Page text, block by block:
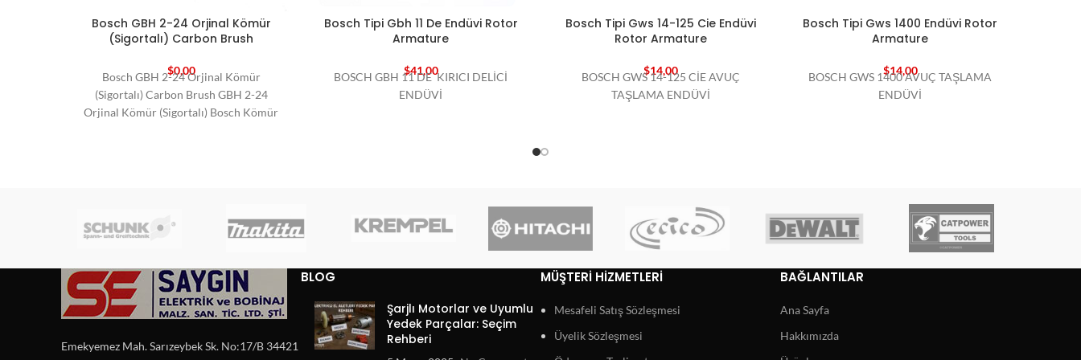
Bosch GBH 2-24 Orjinal Kömür
(Sigortalı) Carbon Brush
$0,00
Bosch GBH 2-24 Orjinal Kömür
(Sigortalı) Carbon Brush GBH 2-24
Orjinal Kömür (Sigortalı) Bosch Kömür
Bosch Tipi Gbh 11 De Endüvi Rotor
Armature
$41,00
BOSCH GBH 11 DE KIRICI DELİCİ
ENDÜVİ
Bosch Tipi Gws 14-125 Cie Endüvi
Rotor Armature
$14,00
BOSCH GWS 14-125 CİE AVUÇ
TAŞLAMA ENDÜVİ
Bosch Tipi Gws 1400 Endüvi Rotor
Armature
$14,00
BOSCH GWS 1400 AVUÇ TAŞLAMA
ENDÜVİ
Emekyemez Mah. Sarızeybek Sk. No:17/B 34421
BLOG
Şarjlı Motorlar ve Uyumlu
Yedek Parçalar: Seçim
Rehberi
MÜŞTERI HIZMETLERI
Mesafeli Satış Sözleşmesi
Üyelik Sözleşmesi
BAĞLANTILAR
Ana Sayfa
Hakkımızda